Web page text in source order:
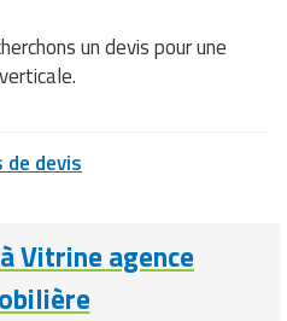
un devis pour une
devis
Vitrine agence